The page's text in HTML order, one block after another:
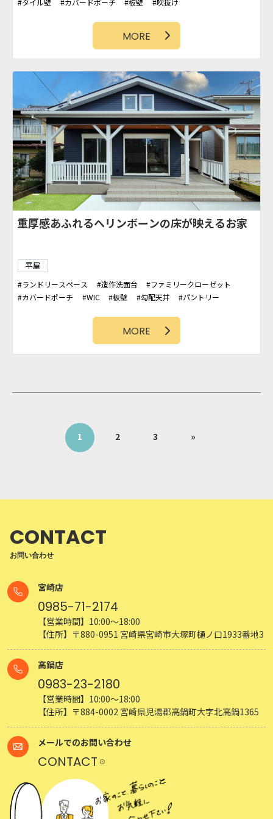
MORE
重厚感あふれるヘリンボーンの床が映えるお家
平屋
ランドリースペース
造作洗面台
ファミリークローゼット
カバードポーチ
WIC 板壁 勾配天井
パントリー
MORE
1 2 3 »
CONTACT
お問い合わせ
宮崎店
0985-71-2174
【営業時間】10:00～18:00
【住所】〒880-0951 宮崎県宮崎市大塚町樋ノ口1933番地3
高鍋店
0983-23-2180
【営業時間】10:00～18:00
【住所】〒884-0002 宮崎県児湯郡高鍋町大字北高鍋1365
メールでのお問い合わせ
CONTACT